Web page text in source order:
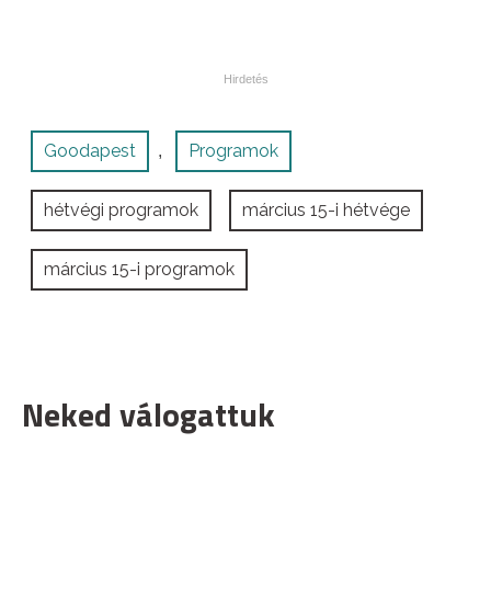
Goodapest , Programok
hétvégi programok március 15-i hétvége
március 15-i programok
Neked válogattuk